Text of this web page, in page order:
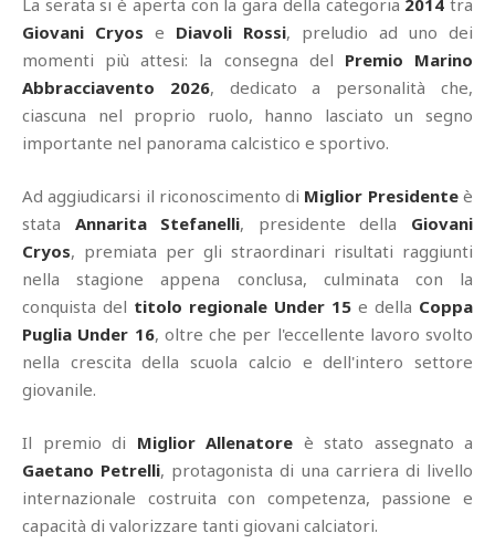
La serata si è aperta con la gara della categoria 2014 tra
Giovani Cryos e Diavoli Rossi, preludio ad uno dei
momenti più attesi: la consegna del Premio Marino
Abbracciavento 2026, dedicato a personalità che,
ciascuna nel proprio ruolo, hanno lasciato un segno
importante nel panorama calcistico e sportivo.
Ad aggiudicarsi il riconoscimento di Miglior Presidenteè
stata Annarita Stefanelli, presidente della Giovani
Cryos, premiata per gli straordinari risultati raggiunti
nella stagione appena conclusa, culminata con la
conquista del titolo regionale Under 15 e della Coppa
Puglia Under 16, oltre che per l'eccellente lavoro svolto
nella crescita della scuola calcio e dell'intero settore
giovanile.
Il premio di Miglior Allenatore è stato assegnato a
Gaetano Petrelli, protagonista di una carriera di livello
internazionale costruita con competenza, passione e
capacità di valorizzare tanti giovani calciatori.